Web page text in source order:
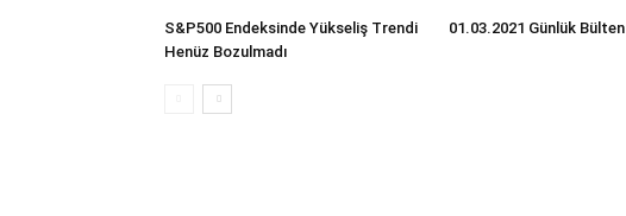
S&P500 Endeksinde Yükseliş Trendi
Henüz Bozulmadı
01.03.2021 Günlük Bülten